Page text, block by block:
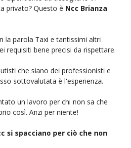
privato? Questo è Ncc Brianza
la parola Taxi e tantissimi altri
requisiti bene precisi da rispettare.
che siano dei professionisti e
sottovalutata è l'esperienza.
un lavoro per chi non sa che
così. Anzi per niente!
si spacciano per ciò che non